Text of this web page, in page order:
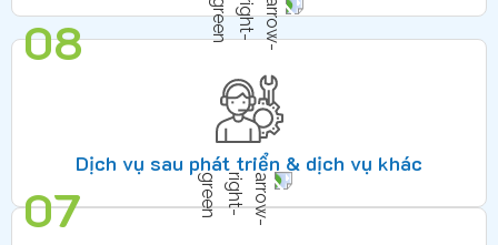
08
Dịch vụ sau phát triển & dịch vụ khác
07